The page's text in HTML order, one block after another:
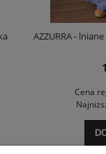
AZZURRA -
Cena